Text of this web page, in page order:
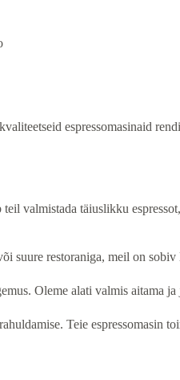
espressomasinaid
valmistada täiuslikku
suure restoraniga, meil on sobiv
Oleme alati valmis aitama
Teie espressomasin